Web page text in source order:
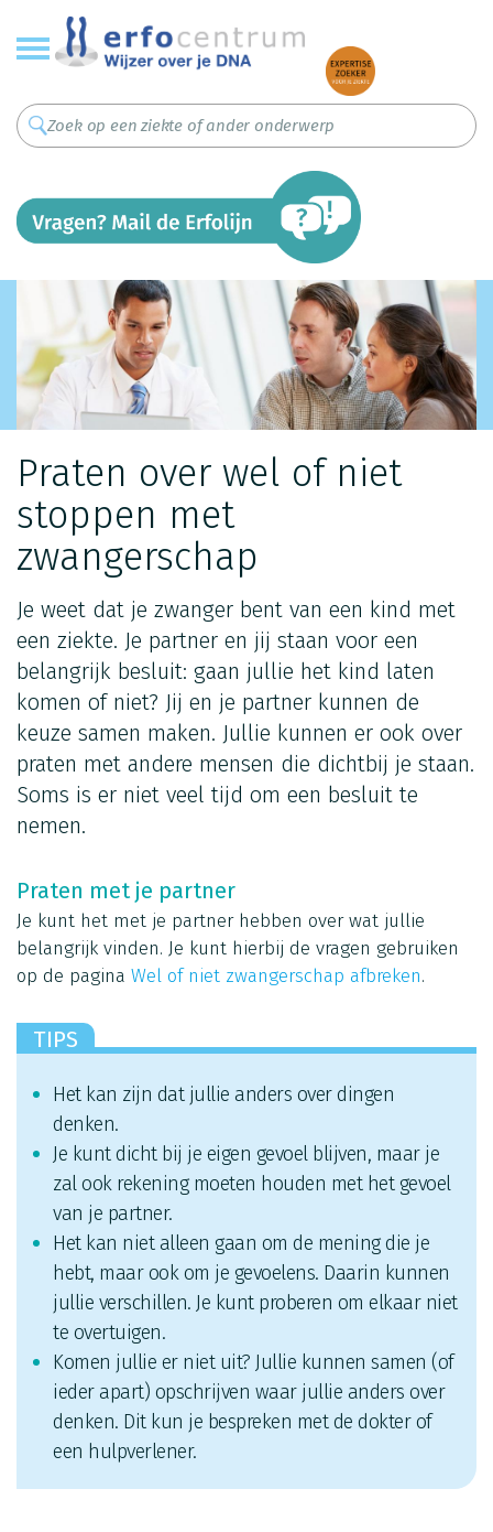
Overslaan
en
naar
inhoud
gaan
Praten over wel of niet
stoppen met
zwangerschap
Je weet dat je zwanger bent van een kind met
een ziekte. Je partner en jij staan voor een
belangrijk besluit: gaan jullie het kind laten
komen of niet? Jij en je partner kunnen de
keuze samen maken. Jullie kunnen er ook over
praten met andere mensen die dichtbij je staan.
Soms is er niet veel tijd om een besluit te
nemen.
Praten met je partner
Je kunt het met je partner hebben over wat jullie
belangrijk vinden. Je kunt hierbij de vragen gebruiken
op de pagina Wel of niet zwangerschap afbreken.
TIPS
Het kan zijn dat jullie anders over dingen
denken.
Je kunt dicht bij je eigen gevoel blijven, maar je
zal ook rekening moeten houden met het gevoel
van je partner.
Het kan niet alleen gaan om de mening die je
hebt, maar ook om je gevoelens. Daarin kunnen
jullie verschillen. Je kunt proberen om elkaar niet
te overtuigen.
Komen jullie er niet uit? Jullie kunnen samen (of
ieder apart) opschrijven waar jullie anders over
denken. Dit kun je bespreken met de dokter of
een hulpverlener.